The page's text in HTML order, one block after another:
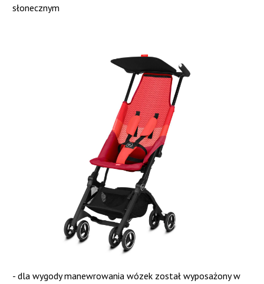
słonecznym
- dla wygody manewrowania wózek został wyposażony w